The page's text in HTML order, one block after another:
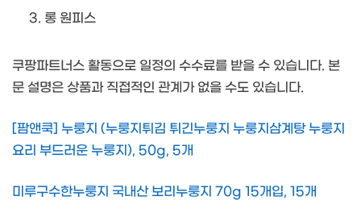
롱 원피스
쿠팡파트너스 활동으로 일정의 수수료를 받을 수 있습니다. 본
문 설명은 상품과 직접적인 관계가 없을 수도 있습니다.
[팜앤쿡] 누룽지 (누룽지튀김 튀긴누룽지 누룽지삼계탕 누룽지
요리 부드러운 누룽지), 50g, 5개
미루구수한누룽지 국내산 보리누룽지 70g 15개입, 15개